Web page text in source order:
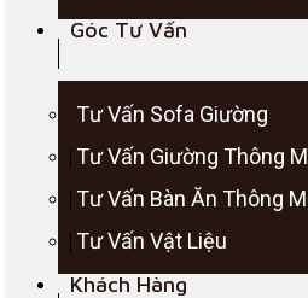
Góc Tư Vấn
Tư Vấn Sofa Giường
Tư Vấn Giường Thông
Tư Vấn Bàn Ăn Thông
Tư Vấn Vật Liệu
Khách Hàng